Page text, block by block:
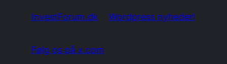
InvestForum.dk Wordpress nyheder!
Følg os på x.com